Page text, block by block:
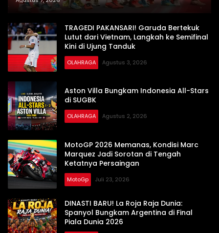
TRAGEDI PAKANSARI! Garuda Bertekuk
Lutut dari Vietnam, Langkah ke Semifinal
Kini di Ujung Tanduk
OLAHRAGA Agustus 3, 2026
Aston Villa Bungkam Indonesia All-Stars
di SUGBK
OLAHRAGA Agustus 2, 2026
MotoGP 2026 Memanas, Kondisi Marc
Marquez Jadi Sorotan di Tengah
Ketatnya Persaingan
MotoGp Juli 23, 2026
DINASTI BARU! La Roja Raja Dunia:
Spanyol Bungkam Argentina di Final
Piala Dunia 2026